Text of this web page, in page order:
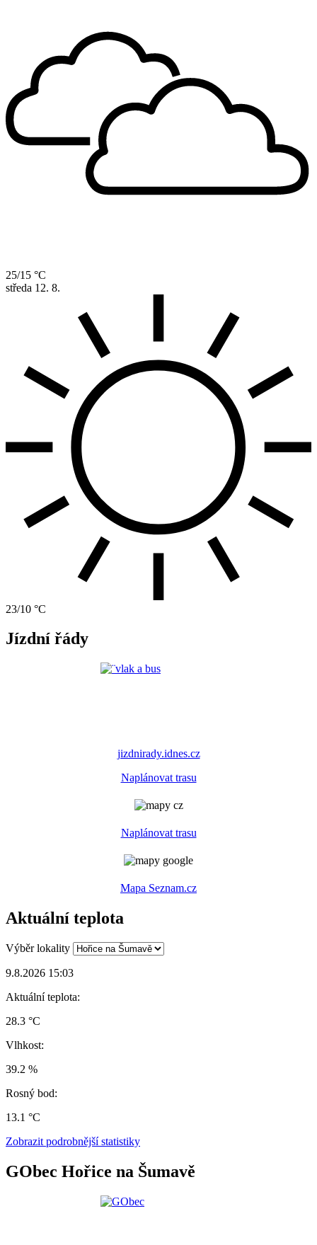
25/15 °C
středa 12. 8.
23/10 °C
Jízdní řády
jizdnirady.idnes.cz
Naplánovat trasu
Naplánovat trasu
Mapa Seznam.cz
Aktuální teplota
Výběr lokality
9.8.2026 15:03
Aktuální teplota:
28.3 °C
Vlhkost:
39.2 %
Rosný bod:
13.1 °C
Zobrazit podrobnější statistiky
GObec Hořice na Šumavě